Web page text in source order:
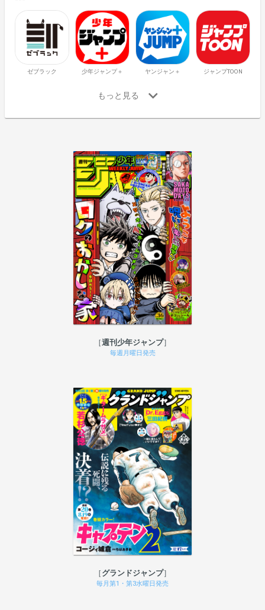
ゼブラック 少年ジャンプ＋ ヤンジャン＋ ジャンプTOON
週刊少年ジャンプ
毎週月曜日発売
グランドジャンプ
毎月第1・第3水曜日発売